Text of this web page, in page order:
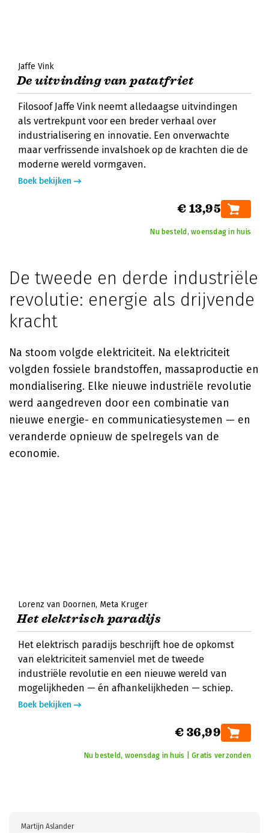
Jaffe Vink
De uitvinding van patatfriet
Filosoof Jaffe Vink neemt alledaagse uitvindingen
als vertrekpunt voor een breder verhaal over
industrialisering en innovatie. Een onverwachte
maar verfrissende invalshoek op de krachten die de
moderne wereld vormgaven.
Boek bekijken
€ 13,95
Nu besteld, woensdag in huis
De tweede en derde industriële
revolutie: energie als drijvende
kracht
Na stoom volgde elektriciteit. Na elektriciteit
volgden fossiele brandstoffen, massaproductie en
mondialisering. Elke nieuwe industriële revolutie
werd aangedreven door een combinatie van
nieuwe energie- en communicatiesystemen — en
veranderde opnieuw de spelregels van de
economie.
Lorenz van Doornen Meta Kruger
Het elektrisch paradijs
Het elektrisch paradijs beschrijft hoe de opkomst
van elektriciteit samenviel met de tweede
industriële revolutie en een nieuwe wereld van
mogelijkheden — én afhankelijkheden — schiep.
Boek bekijken
€ 36,99
Nu besteld, woensdag in huis | Gratis verzonden
Martijn Aslander